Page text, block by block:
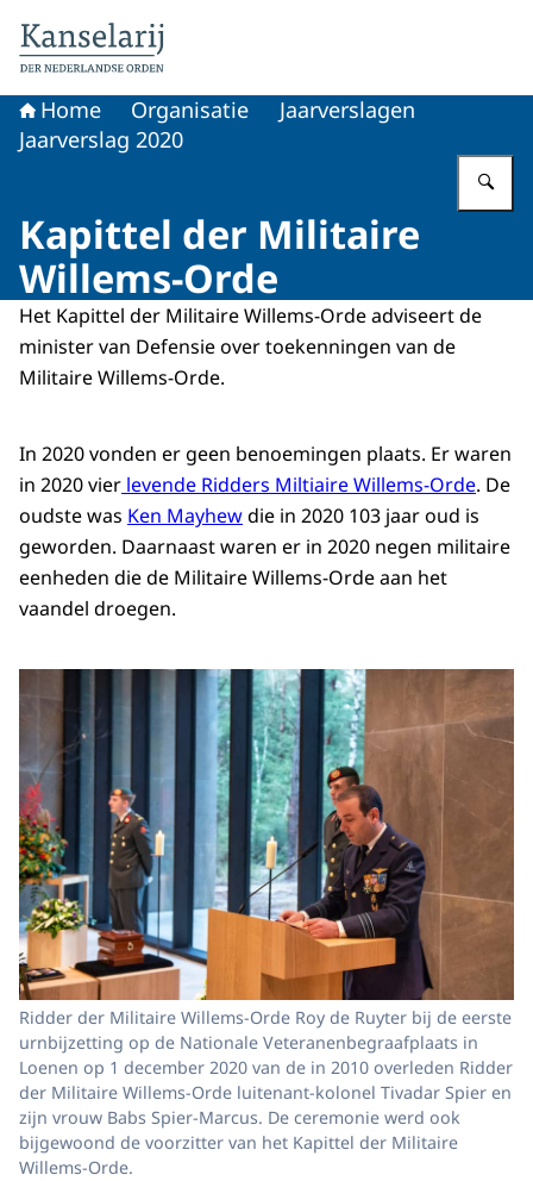
Home Organisatie
Jaarverslagen
Jaarverslag 2020
Kapittel der Militaire
Willems-Orde
Het Kapittel der Militaire Willems-Orde adviseert de
minister van Defensie over toekenningen van de
Militaire Willems-Orde.
In 2020 vonden er geen benoemingen plaats. Er waren
in 2020 vier levende Ridders Miltiaire Willems-Orde. De
oudste was Ken Mayhewdie in 2020 103 jaar oud is
geworden. Daarnaast waren er in 2020 negen militaire
eenheden die de Militaire Willems-Orde aan het
vaandel droegen.
Ridder der Militaire Willems-Orde Roy de Ruyter bij de eerste
urnbijzetting op de Nationale Veteranenbegraafplaats in
Loenen op 1 december 2020 van de in 2010 overleden Ridder
der Militaire Willems-Orde luitenant-kolonel Tivadar Spier en
zijn vrouw Babs Spier-Marcus. De ceremonie werd ook
bijgewoond de voorzitter van het Kapittel der Militaire
Willems-Orde.